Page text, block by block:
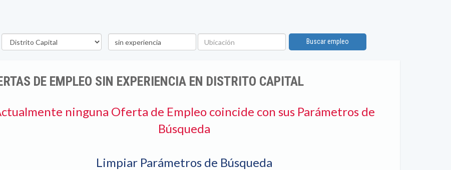
Estado
Palabra
clave
Ubicación
Buscar empleo
DE EMPLEO SIN EXPERIENCIA EN DISTRITO CAPITAL
ninguna Oferta de Empleo coincide con sus Parámetros de
Búsqueda
Limpiar Parámetros de Búsqueda